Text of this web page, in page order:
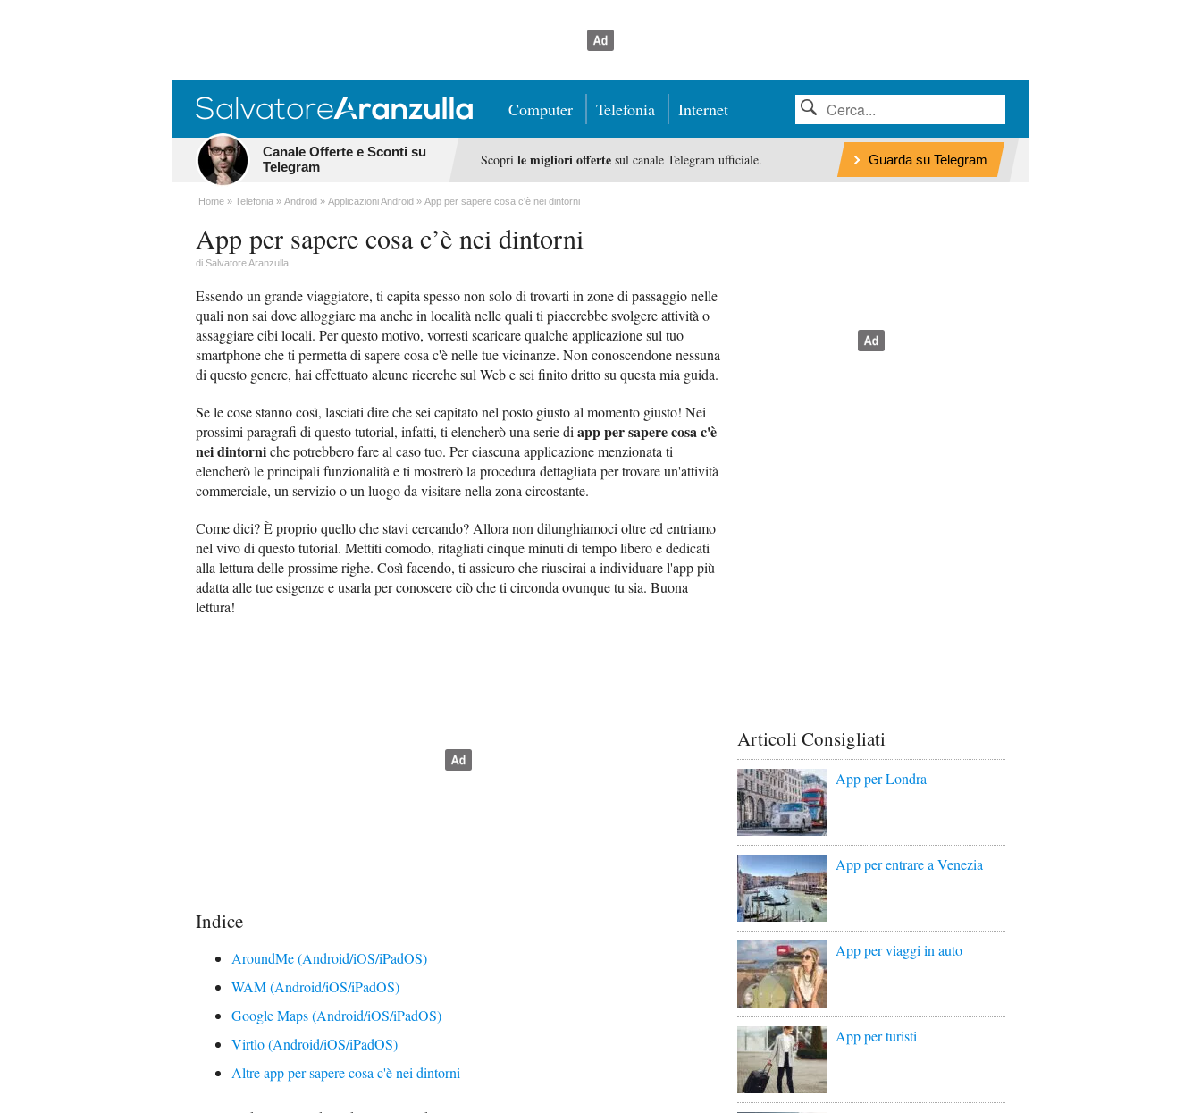
Computer Telefonia Internet
Canale Offerte e Sconti su
Telegram
Scopri le migliori offertesul canale Telegram ufficiale. Guarda su Telegram
Home Telefonia Android Applicazioni Android App per sapere cosa c'è nei dintorni
App per sapere cosa c’è nei dintorni
di Salvatore Aranzulla
Essendo un grande viaggiatore, ti capita spesso non solo di trovarti in zone di passaggio nelle
quali non sai dove alloggiare ma anche in località nelle quali ti piacerebbe svolgere attività o
assaggiare cibi locali. Per questo motivo, vorresti scaricare qualche applicazione sul tuo
smartphone che ti permetta di sapere cosa c'è nelle tue vicinanze. Non conoscendone nessuna
di questo genere, hai effettuato alcune ricerche sul Web e sei finito dritto su questa mia guida.
Se le cose stanno così, lasciati dire che sei capitato nel posto giusto al momento giusto! Nei
prossimi paragrafi di questo tutorial, infatti, ti elencherò una serie di app per sapere cosa c'è
nei dintorniche potrebbero fare al caso tuo. Per ciascuna applicazione menzionata ti
elencherò le principali funzionalità e ti mostrerò la procedura dettagliata per trovare un'attività
commerciale, un servizio o un luogo da visitare nella zona circostante.
Come dici? È proprio quello che stavi cercando? Allora non dilunghiamoci oltre ed entriamo
nel vivo di questo tutorial. Mettiti comodo, ritagliati cinque minuti di tempo libero e dedicati
alla lettura delle prossime righe. Così facendo, ti assicuro che riuscirai a individuare l'app più
adatta alle tue esigenze e usarla per conoscere ciò che ti circonda ovunque tu sia. Buona
lettura!
Indice
AroundMe (Android/iOS/iPadOS)
WAM (Android/iOS/iPadOS)
Google Maps (Android/iOS/iPadOS)
Virtlo (Android/iOS/iPadOS)
Altre app per sapere cosa c'è nei dintorni
Articoli Consigliati
App per Londra
App per entrare a Venezia
App per viaggi in auto
App per turisti